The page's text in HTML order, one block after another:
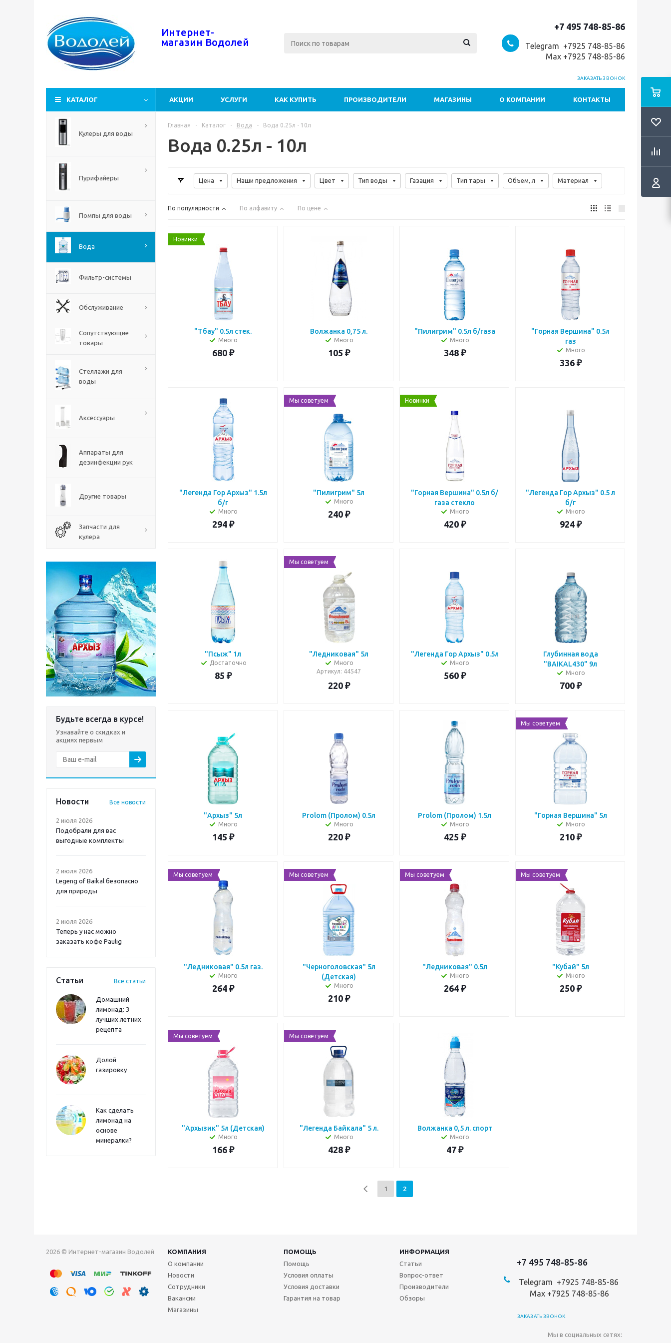
Интернет-
магазин Водолей
+7 495 748-85-86
Telegram +7925 748-85-86
Max +7925 748-85-86
ЗАКАЗАТЬ ЗВОНОК
КАТАЛОГ АКЦИИ УСЛУГИ КАК КУПИТЬ ПРОИЗВОДИТЕЛИ МАГАЗИНЫ О КОМПАНИИ КОНТАКТЫ
Кулеры для воды
Пурифайеры
Помпы для воды
Вода
Фильтр-системы
Обслуживание
Сопутствующие
товары
Стеллажи для
воды
Аксессуары
Аппараты для
дезинфекции рук
Другие товары
Запчасти для
кулера
Будьте всегда в курсе!
Узнавайте о скидках и
акциях первым
Новости Все новости
2 июля 2026
Подобрали для вас
выгодные комплекты
2 июля 2026
Legeng of Baikal безопасно
для природы
2 июля 2026
Теперь у нас можно
заказать кофе Paulig
Статьи Все статьи
Домашний
лимонад: 3
лучших летних
рецепта
Долой
газировку
Как сделать
лимонад на
основе
минералки?
Главная - Каталог - Вода - Вода 0.25л - 10л
Вода 0.25л - 10л
Цена Наши предложения Цвет Тип воды Газация Тип тары Объем, л Материал
По популярности По алфавиту По цене
Новинки
"Тбау" 0.5л стек.
Много
680₽
Волжанка 0,75 л.
Много
105 ₽
"Пилигрим" 0.5л б/газа
Много
348₽
"Горная Вершина" 0.5л
газ
Много
336₽
"Легенда Гор Архыз" 1.5л
б/г
Много
294₽
Мы советуем
"Пилигрим" 5л
Много
240₽
Новинки
"Горная Вершина" 0.5л б/
газа стекло
Много
420₽
"Легенда Гор Архыз" 0.5 л
б/г
Много
924₽
"Псыж" 1л
Достаточно
85 ₽
Мы советуем
"Ледниковая" 5л
Много
Артикул: 44547
220₽
"Легенда Гор Архыз" 0.5л
Много
560₽
Глубинная вода
"BAIKAL430" 9л
Много
700₽
"Архыз" 5л
Много
145 ₽
Prolom (Пролом) 0.5л
Много
220₽
Prolom (Пролом) 1.5л
Много
425 ₽
Мы советуем
"Горная Вершина" 5л
Много
210₽
Мы советуем
"Ледниковая" 0.5л газ.
Много
264₽
Мы советуем
"Черноголовская" 5л
(Детская)
Много
210₽
Мы советуем
"Ледниковая" 0.5л
Много
264₽
Мы советуем
"Кубай" 5л
Много
250₽
Мы советуем
"Архызик" 5л (Детская)
Много
166₽
Мы советуем
"Легенда Байкала" 5 л.
Много
428₽
Волжанка 0,5 л. спорт
Много
47₽
1 2
2026 © Интернет-магазин Водолей КОМПАНИЯ ПОМОЩЬ
ИНФОРМАЦИЯ
О компании
Новости
Сотрудники
Вакансии
Магазины
Помощь
Условия оплаты
Условия доставки
Гарантия на товар
Статьи
Вопрос-ответ
Производители
Обзоры
+7 495 748-85-86
Telegram +7925 748-85-86
Max +7925 748-85-86
ЗАКАЗАТЬ ЗВОНОК
Мы в социальных сетях: